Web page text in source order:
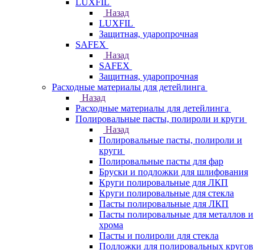
LUXFIL
Назад
LUXFIL
Защитная, ударопрочная
SAFEX
Назад
SAFEX
Защитная, ударопрочная
Расходные материалы для детейлинга
Назад
Расходные материалы для детейлинга
Полировальные пасты, полироли и круги
Назад
Полировальные пасты, полироли и
круги
Полировальные пасты для фар
Бруски и подложки для шлифования
Круги полировальные для ЛКП
Круги полировальные для стекла
Пасты полировальные для ЛКП
Пасты полировальные для металлов и
хрома
Пасты и полироли для стекла
Подложки для полировальных кругов